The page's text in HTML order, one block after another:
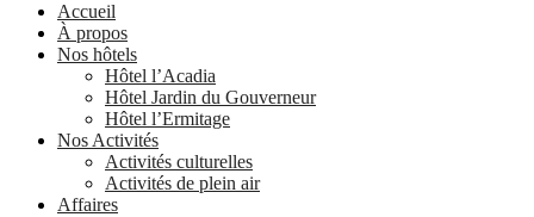
Accueil
À propos
Nos hôtels
Hôtel l’Acadia
Hôtel Jardin du Gouverneur
Hôtel l’Ermitage
Nos Activités
Activités culturelles
Activités de plein air
Affaires